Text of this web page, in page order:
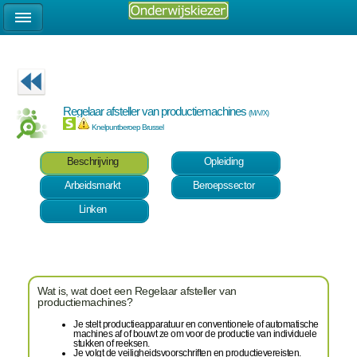
Regelaar afsteller van productiemachines(M/V/X)
Knelpuntberoep Brussel
Beschrijving
Opleiding
Arbeidsmarkt
Beroepssector
Linken
Wat is, wat doet een Regelaar afsteller van
productiemachines?
Je stelt productieapparatuur en conventionele of automatische
machines af of bouwt ze om voor de productie van individuele
stukken of reeksen.
Je volgt de veiligheidsvoorschriften en productievereisten.